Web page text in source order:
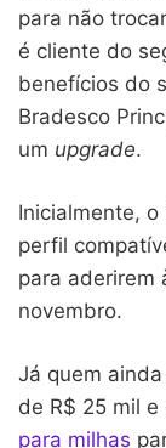
para não
é cliente do
benefícios do
Bradesco
um upgrade.
Inicialmente,
perfil
para aderirem
novembro.
Já quem
de R$ 25 mil
para milhas